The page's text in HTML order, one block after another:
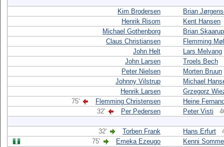
Kim Brodersen
Brian
Henrik Risom
Kent Hansen
Michael Gothenborg
Brian Skaarup
Claus Christiansen
Flemming
John Helt
Lars Melvang
John Larsen
Troels Bech
Peter Nielsen
Morten Bruun
Johnny Vilstrup
Michael
Henrik Larsen
Grzegorz
75'
Flemming Christensen
Heine
32'
Per Pedersen Peter Visti
32' Torben Frank Hans Erfurt
75'
Emeka Ezeugo Kenni